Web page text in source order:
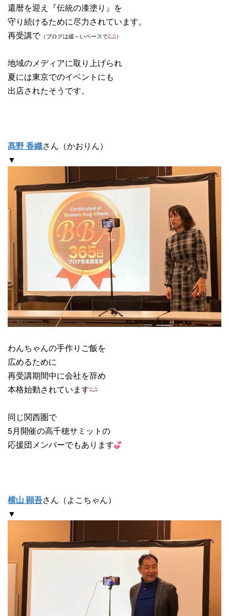
還暦を迎え『伝統の漆塗り』を
守り続けるために尽力されています。
再受講で（ブログは緩～いペースで ）
地域のメディアに取り上げられ
夏には東京でのイベントにも
出店されたそうです。
髙野 香織さん（かおりん）
▼
わんちゃんの手作りご飯を
広めるために
再受講期間中に会社を辞め
本格始動されています
同じ関西圏で
5月開催の高千穂サミットの
応援団メンバーでもあります
横山 顕吾さん（よこちゃん）
▼